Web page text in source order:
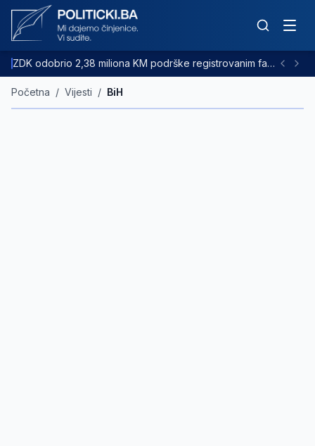
ZDK odobrio 2,38 miliona KM podrške registrovanim farmama goveda
Početna / Vijesti / BiH